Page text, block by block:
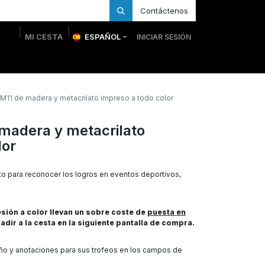
Contáctenos
MI CESTA ESPAÑOL INICIAR SESIÓN
de madera y metacrilato impreso a todo color
y metacrilato
para reconocer los logros en eventos deportivos,
a color llevan un sobre coste de puesta en
a la cesta en la siguiente pantalla de compra.
y anotaciones para sus trofeos en los campos de